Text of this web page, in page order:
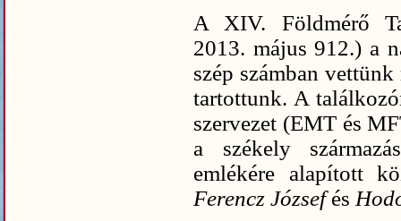
A XIV. Földmérő
2013. május 912.) a
szép számban
tartottunk. A
szervezet (EMT és
a székely
emlékére alapított
Ferencz Józsefés